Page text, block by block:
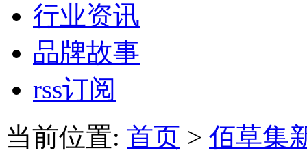
行业资讯
品牌故事
rss订阅
当前位置: 首页 > 佰草集